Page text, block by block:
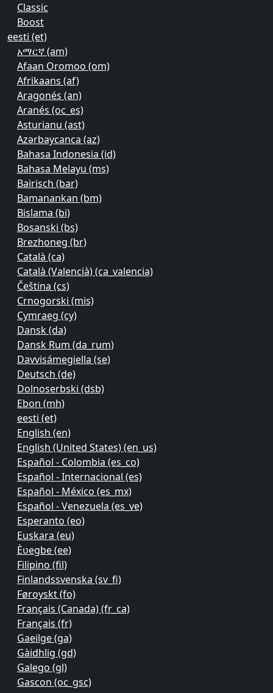
Classic
Boost
eesti ‎(et)‎
አማርኛ ‎(am)‎
Afaan Oromoo ‎(om)‎
Afrikaans ‎(af)‎
Aragonés ‎(an)‎
Aranés ‎(oc_es)‎
Asturianu ‎(ast)‎
Azərbaycanca ‎(az)‎
Bahasa Indonesia ‎(id)‎
Bahasa Melayu ‎(ms)‎
Bairisch ‎(bar)‎
Bamanankan ‎(bm)‎
Bislama ‎(bi)‎
Bosanski ‎(bs)‎
Brezhoneg ‎(br)‎
Català ‎(ca)‎
Català (Valencià) ‎(ca_valencia)‎
Čeština ‎(cs)‎
Crnogorski ‎(mis)‎
Cymraeg ‎(cy)‎
Dansk ‎(da)‎
Dansk Rum ‎(da_rum)‎
Davvisámegiella ‎(se)‎
Deutsch ‎(de)‎
Dolnoserbski ‎(dsb)‎
Ebon ‎(mh)‎
eesti ‎(et)‎
English ‎(en)‎
English (United States) ‎(en_us)‎
Español - Colombia ‎(es_co)‎
Español - Internacional ‎(es)‎
Español - México ‎(es_mx)‎
Español - Venezuela ‎(es_ve)‎
Esperanto ‎(eo)‎
Euskara ‎(eu)‎
Èʋegbe ‎(ee)‎
Filipino ‎(fil)‎
Finlandssvenska ‎(sv_fi)‎
Føroyskt ‎(fo)‎
Français (Canada) ‎(fr_ca)‎
Français ‎(fr)‎
Gaeilge ‎(ga)‎
Gàidhlig ‎(gd)‎
Galego ‎(gl)‎
Gascon ‎(oc_gsc)‎